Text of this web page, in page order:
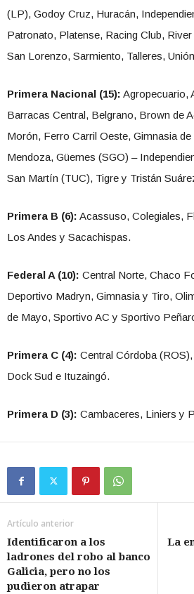
(LP), Godoy Cruz, Huracán,
Patronato, Platense, Racing Club,
San Lorenzo, Sarmiento, Talleres,
Primera Nacional (15): Agropecuario,
Barracas Central, Belgrano, Brown de
Morón, Ferro Carril Oeste, Gimnasia de
Mendoza, Güemes (SGO) –
San Martín (TUC), Tigre y Tristán
Primera B (6): Acassuso, Colegiales,
Los Andes y Sacachispas.
Federal A (10): Central Norte, Chaco
Deportivo Madryn, Gimnasia y Tiro,
de Mayo, Sportivo AC y Sportivo
Primera C (4): Central Córdoba
Dock Sud e Ituzaingó.
Primera D (3): Cambaceres, Liniers y
Artículo anterior
Identificaron a los
ladrones del robo al banco
Galicia, pero no los
pudieron atrapar
La